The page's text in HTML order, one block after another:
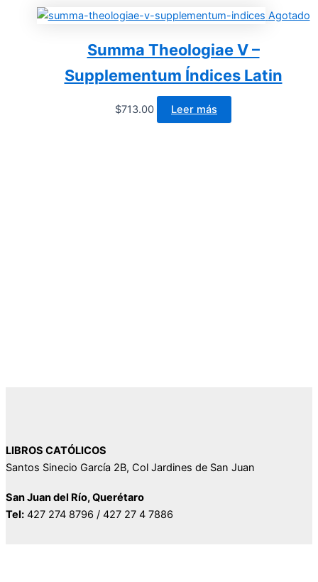
Agotado
Summa Theologiae V –
Supplementum Índices Latin
$713.00 Leer más
LIBROS CATÓLICOS
Santos Sinecio García 2B, Col Jardines de San Juan
San Juan del Río, Querétaro
Tel: 427 274 8796 / 427 27 4 7886